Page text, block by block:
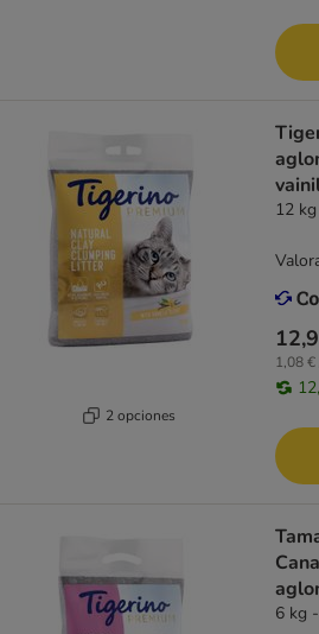
2 opciones
12 kg
1,08 €
6 kg